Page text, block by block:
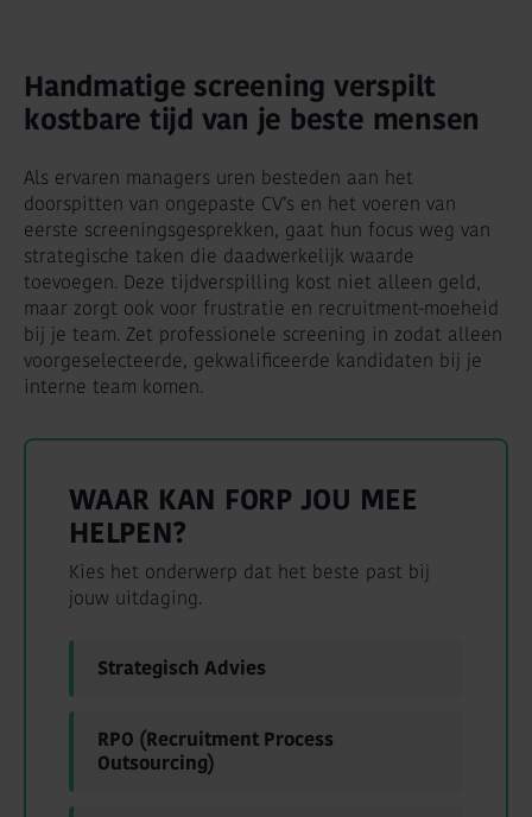
Handmatige screening verspilt
kostbare tijd van je beste mensen
Als ervaren managers uren besteden aan het
doorspitten van ongepaste CV’s en het voeren van
eerste screeningsgesprekken, gaat hun focus weg van
strategische taken die daadwerkelijk waarde
toevoegen. Deze tijdverspilling kost niet alleen geld,
maar zorgt ook voor frustratie en recruitment-moeheid
bij je team. Zet professionele screening in zodat alleen
voorgeselecteerde, gekwalificeerde kandidaten bij je
interne team komen.
WAAR KAN FORP JOU MEE
HELPEN?
Kies het onderwerp dat het beste past bij
jouw uitdaging.
Strategisch Advies
RPO (Recruitment Process
Outsourcing)